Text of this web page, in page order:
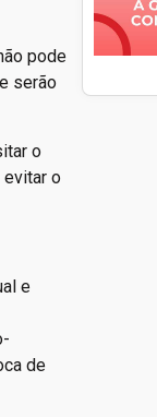
pode
serão
o
evitar o
e
de